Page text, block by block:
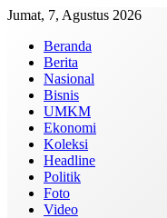
Skip
content
Jumat, 7, Agustus 2026
Beranda
Berita
Nasional
Bisnis
UMKM
Ekonomi
Koleksi
Headline
Politik
Foto
Video